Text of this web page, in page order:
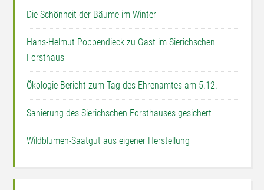
Die Schönheit der Bäume im Winter
Hans-Helmut Poppendieck zu Gast im Sierichschen
Forsthaus
Ökologie-Bericht zum Tag des Ehrenamtes am 5.12.
Sanierung des Sierichschen Forsthauses gesichert
Wildblumen-Saatgut aus eigener Herstellung